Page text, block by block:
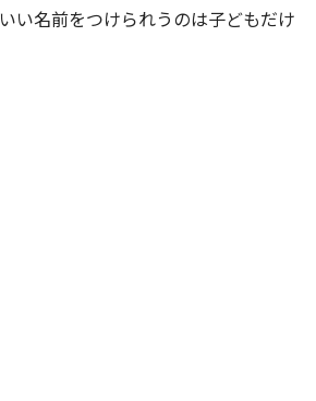
い名前をつけられうのは子どもだけ